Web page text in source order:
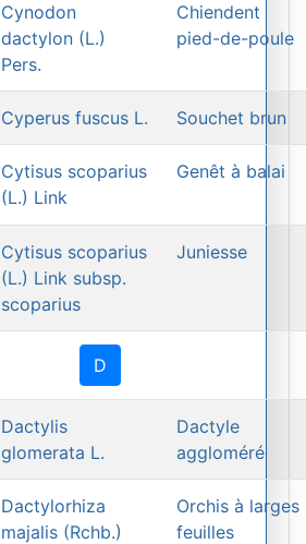
Cynodon
dactylon (L.)
Pers.
Chiendent
pied-de-poule
Cyperus fuscus L. Souchet brun
Cytisus scoparius
(L.) Link
Genêt à balai
Cytisus scoparius
(L.) Link subsp.
scoparius
Juniesse
D
Dactylis
glomerata L.
Dactyle
aggloméré
Dactylorhiza
majalis (Rchb.)
Orchis à larges
feuilles